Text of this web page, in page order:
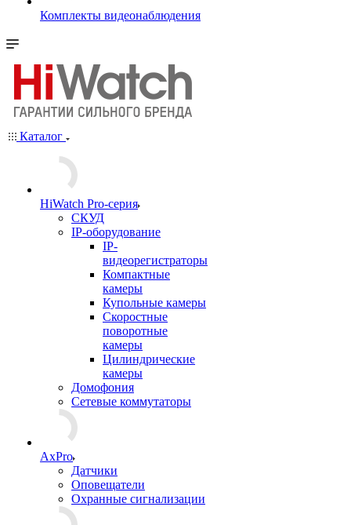
Комплекты видеонаблюдения
Каталог
HiWatch Pro-серия
CКУД
IP-оборудование
IP-
видеорегистраторы
Компактные
камеры
Купольные камеры
Скоростные
поворотные
камеры
Цилиндрические
камеры
Домофония
Сетевые коммутаторы
AxPro
Датчики
Оповещатели
Охранные сигнализации